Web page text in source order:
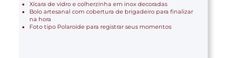
Xícara de vidro e colherzinha em inox decoradas
Bolo artesanal com cobertura de brigadeiro para finalizar
na hora
Foto tipo Polaroide para registrar seus momentos